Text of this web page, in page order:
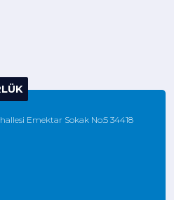
Emektar Sokak No:5 34418